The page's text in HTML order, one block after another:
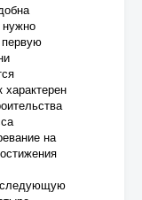
на
следующую